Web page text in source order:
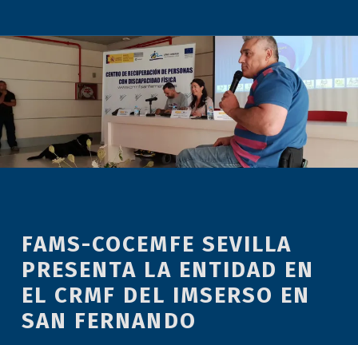
FAMS-COCEMFE SEVILLA
PRESENTA LA ENTIDAD EN
EL CRMF DEL IMSERSO EN
SAN FERNANDO